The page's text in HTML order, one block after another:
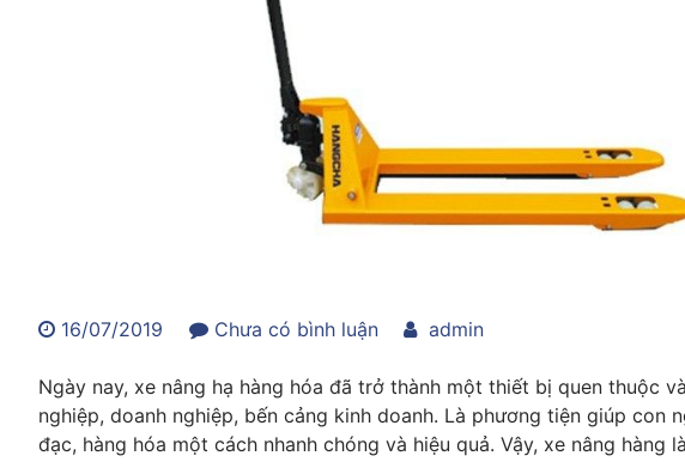
16/07/2019 Chưa có bình luậntrong
nâng
hàng
là
admin
Ngày nay, xe nâng hạ hàng hóa đã trở thành một thiết bị quen thuộc
nghiệp, doanh nghiệp, bến cảng kinh doanh. Là phương tiện giúp con
đạc, hàng hóa một cách nhanh chóng và hiệu quả. Vậy, xe nâng hàng